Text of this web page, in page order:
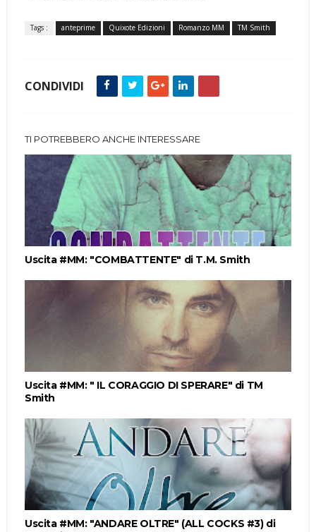
Tags : anteprime Quixote Edizioni Romanzo MM TM Smith
CONDIVIDI
TI POTREBBERO ANCHE INTERESSARE
Uscita #MM: "COMBATTENTE" di T.M. Smith
Uscita #MM: " IL CORAGGIO DI SPERARE" di TM
Smith
Uscita #MM: "ANDARE OLTRE" (ALL COCKS #3) di